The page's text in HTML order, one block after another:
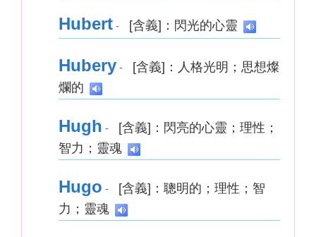
Hubert - [含義]：閃光的心靈
Hubery -
[含義]：人格光明；思想燦
爛的
Hugh -
[含義]：閃亮的心靈；理性；
智力；靈魂
Hugo -
[含義]：聰明的；理性；智
力；靈魂